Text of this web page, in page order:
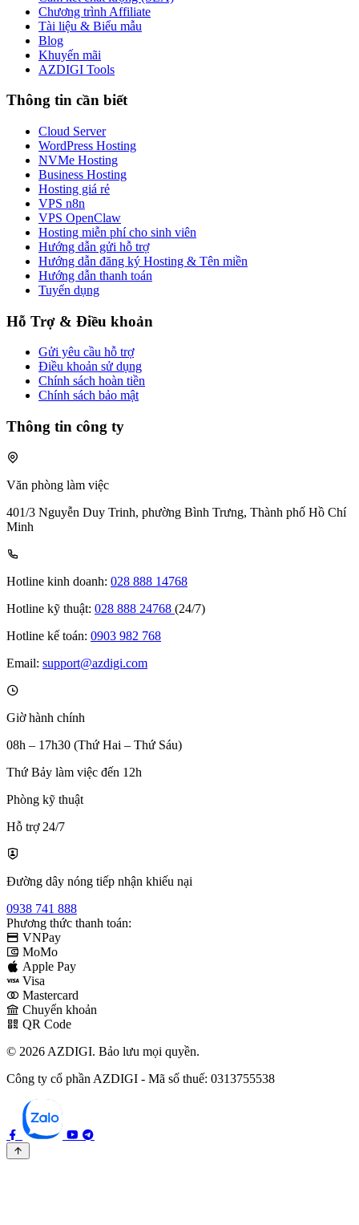
Chương trình Affiliate
Tài liệu & Biểu mẫu
Blog
Khuyến mãi
AZDIGI Tools
Thông tin cần biết
Cloud Server
WordPress Hosting
NVMe Hosting
Business Hosting
Hosting giá rẻ
VPS n8n
VPS OpenClaw
Hosting miễn phí cho sinh viên
Hướng dẫn gửi hỗ trợ
Hướng dẫn đăng ký Hosting & Tên miền
Hướng dẫn thanh toán
Tuyển dụng
Hỗ Trợ & Điều khoản
Gửi yêu cầu hỗ trợ
Điều khoản sử dụng
Chính sách hoàn tiền
Chính sách bảo mật
Thông tin công ty
Văn phòng làm việc
401/3 Nguyễn Duy Trinh, phường Bình Trưng, Thành phố Hồ Chí
Minh
Hotline kinh doanh: 028 888 14768
Hotline kỹ thuật: 028 888 24768 (24/7)
Hotline kế toán: 0903 982 768
Email: support@azdigi.com
Giờ hành chính
08h – 17h30 (Thứ Hai – Thứ Sáu)
Thứ Bảy làm việc đến 12h
Phòng kỹ thuật
Hỗ trợ 24/7
Đường dây nóng tiếp nhận khiếu nại
0938 741 888
Phương thức thanh toán:
VNPay
MoMo
Apple Pay
Visa
Mastercard
Chuyển khoản
QR Code
© 2026 AZDIGI. Bảo lưu mọi quyền.
Công ty cổ phần AZDIGI - Mã số thuế: 0313755538